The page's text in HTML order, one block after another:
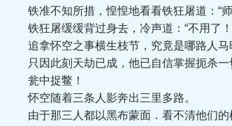
铁准不知所措，惶惶地看看铁狂屠道：“师
铁狂屠缓缓背过身去，冷声道：“不用了！
追拿怀空之事横生枝节，究竟是哪路人马
只因此刻天劫已成，他已自信掌握扼杀一
瓮中捉鳖！
怀空随着三条人影奔出三里多路。
由于那三人都以黑布蒙面．看不清他们的